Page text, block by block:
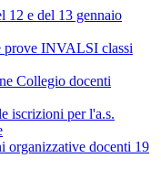
12 e del 13 gennaio
prove INVALSI classi
Collegio docenti
iscrizioni per l'a.s.
organizzative docenti 19